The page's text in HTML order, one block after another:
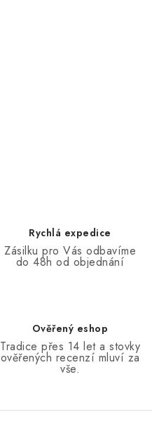
Rychlá expedice
Zásilku pro Vás odbavíme
do 48h od objednání
Ověřený eshop
Tradice přes 14 let a stovky
ověřených recenzí mluví za
vše.